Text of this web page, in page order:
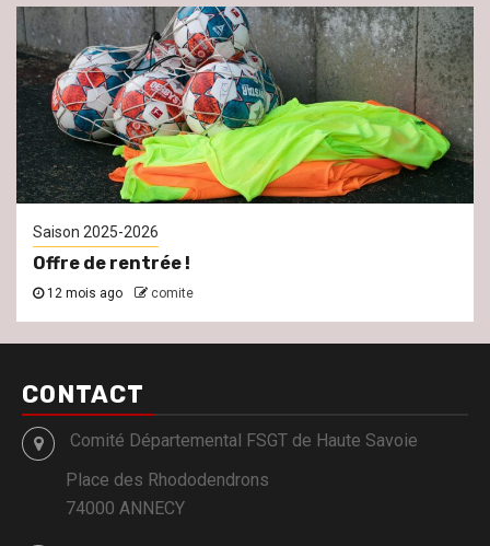
Saison 2025-2026
Offre de rentrée !
12 mois ago comite
CONTACT
Comité Départemental FSGT de Haute Savoie
Place des Rhododendrons
74000 ANNECY